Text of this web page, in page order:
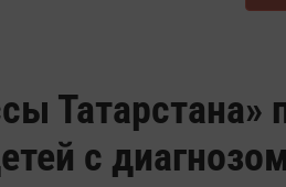
Татарстана»
с